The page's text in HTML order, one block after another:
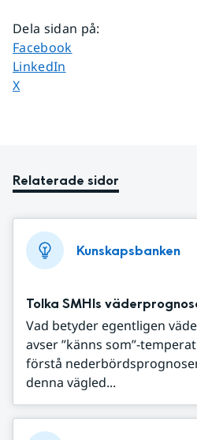
Dela sidan på:
Dela sidan på
Facebook
Dela sidan på
LinkedIn
Dela sidan på
X
Relaterade sidor
Kunskapsbanken
Tolka SMHIs
Vad betyder egentligen
avser ”känns som”-
förstå
denna vägled...